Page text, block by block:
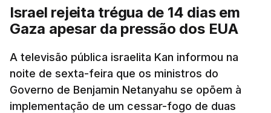
Israel rejeita trégua de 14 dias em
Gaza apesar da pressão dos EUA
A televisão pública israelita Kan informou na
noite de sexta-feira que os ministros do
Governo de Benjamin Netanyahu se opõem à
implementação de um cessar-fogo de duas